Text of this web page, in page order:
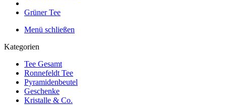
Grüner Tee
Menü schließen
Kategorien
Tee Gesamt
Ronnefeldt Tee
Pyramidenbeutel
Geschenke
Kristalle & Co.